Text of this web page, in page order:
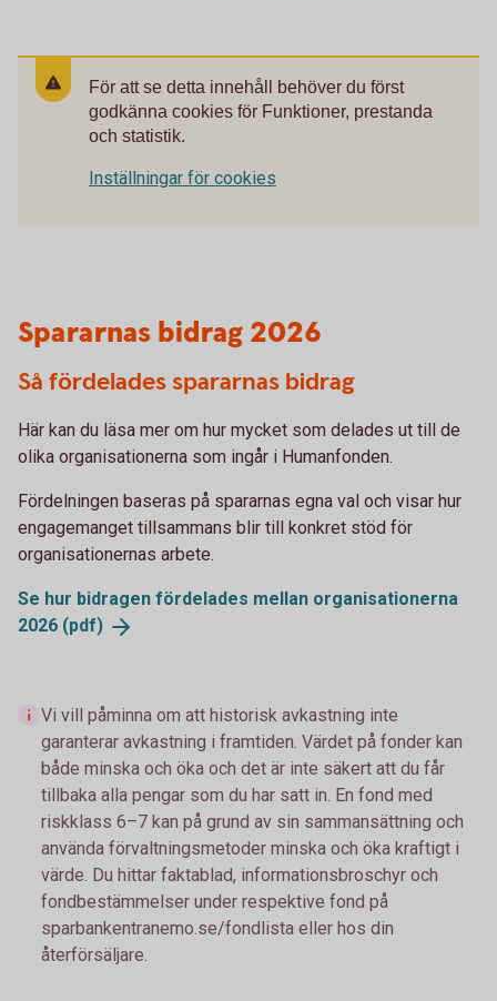
För att se detta innehåll behöver du först
godkänna cookies för Funktioner, prestanda
och statistik.
Inställningar för cookies
Spararnas bidrag 2026
Så fördelades spararnas bidrag
Här kan du läsa mer om hur mycket som delades ut till de
olika organisationerna som ingår i Humanfonden.
Fördelningen baseras på spararnas egna val och visar hur
engagemanget tillsammans blir till konkret stöd för
organisationernas arbete.
Se hur bidragen fördelades mellan organisationerna
2026 (pdf)
Vi vill påminna om att historisk avkastning inte
garanterar avkastning i framtiden. Värdet på fonder kan
både minska och öka och det är inte säkert att du får
tillbaka alla pengar som du har satt in. En fond med
riskklass 6–7 kan på grund av sin sammansättning och
använda förvaltningsmetoder minska och öka kraftigt i
värde. Du hittar faktablad, informationsbroschyr och
fondbestämmelser under respektive fond på
sparbankentranemo.se/fondlista eller hos din
återförsäljare.